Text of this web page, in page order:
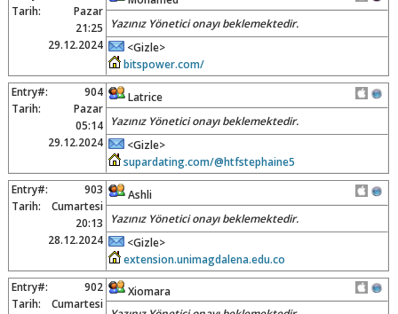
Tarih:
Pazar
21:25
29.12.2024
Yazınız Yönetici onayı beklemektedir.
<Gizle>
bitspower.com/
Entry#:
904
Tarih:
Pazar
05:14
29.12.2024
Latrice
Yazınız Yönetici onayı beklemektedir.
<Gizle>
supardating.com/@htfstephaine5
Entry#:
903
Tarih:
Cumartesi
20:13
28.12.2024
Ashli
Yazınız Yönetici onayı beklemektedir.
<Gizle>
extension.unimagdalena.edu.co
Entry#:
902
Tarih:
Cumartesi
Xiomara